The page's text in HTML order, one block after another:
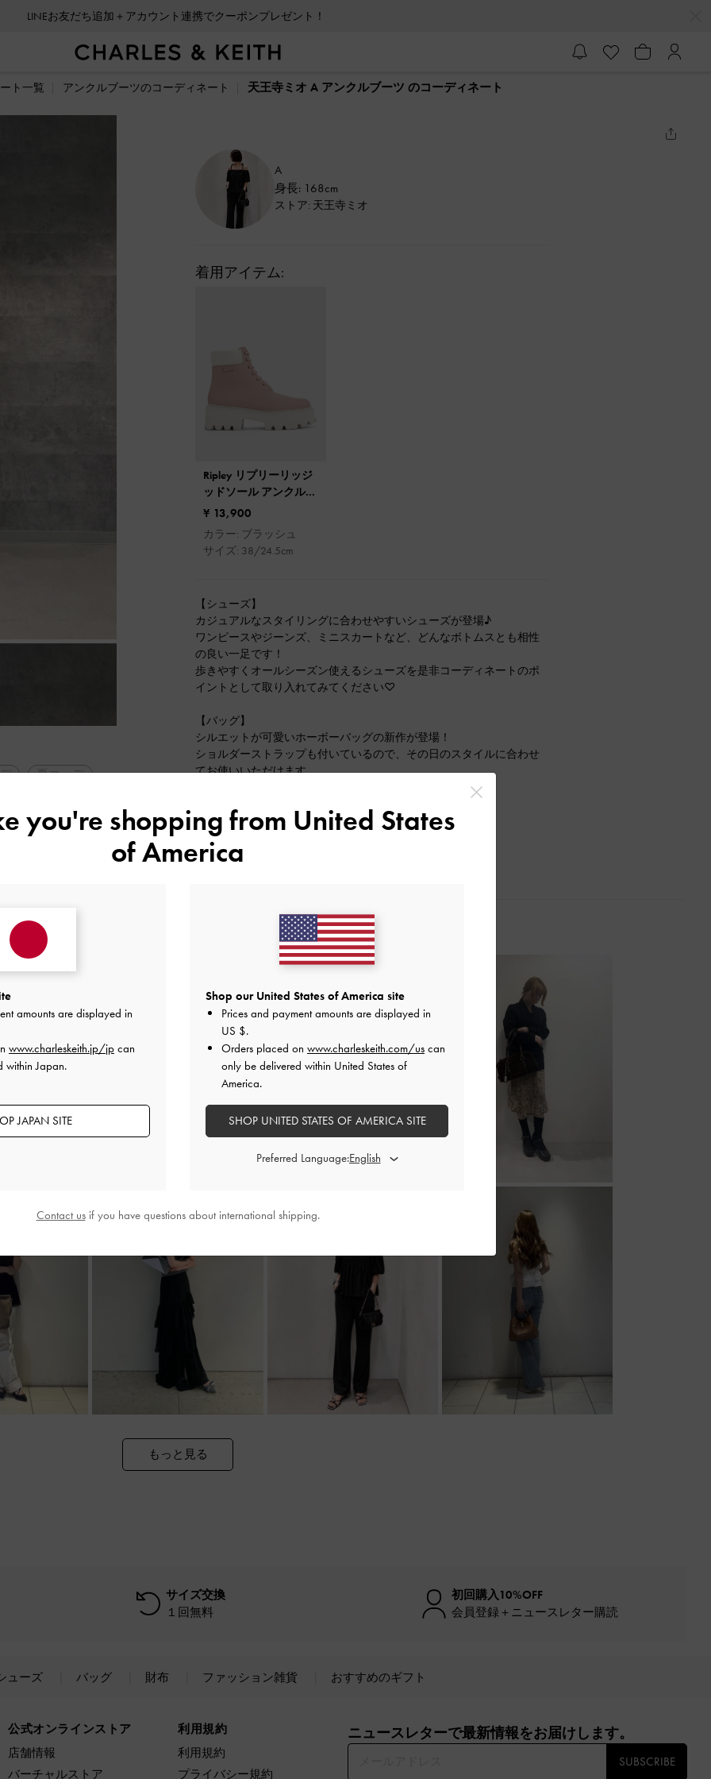
LINEお友だち追加＋アカウント連携でクーポンプレゼント！
ト一覧 アンクルブーツのコーディネート 天王寺ミオ A アンクルブーツ のコーディネート
夏コーデ
A
身長: 168cm
ストア: 天王寺ミオ
着用アイテム:
Ripley リプリーリッジ
ッドソール アンクルブ
ーツ
¥ 13,900
カラー: ブラッシュ
サイズ: 38/24.5cm
【シューズ】
カジュアルなスタイリングに合わせやすいシューズが登場♪
ワンピースやジーンズ、ミニスカートなど、どんなボトムスとも相性
の良い一足です！
歩きやすくオールシーズン使えるシューズを是非コーディネートのポ
イントとして取り入れてみてください♡
【バッグ】
シルエットが可愛いホーボーバッグの新作が登場！
ショルダーストラップも付いているので、その日のスタイルに合わせ
てお使いいただけます。
シンプルなデザインに金具のシルバーで大人っぽさを演出♪
2023-08-23 にアップロード
もっと見る
サイズ交換
１回無料
初回購入10%OFF
会員登録＋ニュースレター購読
ューズ バッグ 財布 ファッション雑貨 おすすめのギフト
公式オンラインストア
店舗情報
バーチャルストア
利用規約
利用規約
プライバシー規約
ニュースレターで最新情報をお届けします。​
SUBSCRIBE
you're shopping from United States
of America
amounts are displayed in
www.charleskeith.jp/jp can
within Japan.
JAPAN SITE
Shop our United States of America site
Prices and payment amounts are displayed in
US $.
Orders placed on www.charleskeith.com/us can
only be delivered within United States of
America.
SHOP UNITED STATES OF AMERICA SITE
Preferred Language:
Contact usif you have questions about international shipping.